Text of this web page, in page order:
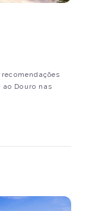
Douro nas